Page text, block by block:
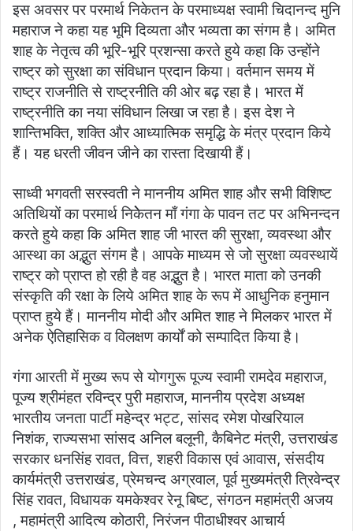
इस अवसर पर परमार्थ निकेतन के परमाध्यक्ष स्वामी चिदानन्द मुनि
महाराज ने कहा यह भूमि दिव्यता और भव्यता का संगम है। अमित
शाह के नेतृत्व की भूरि-भूरि प्रशन्सा करते हुये कहा कि उन्होंने
राष्ट्र को सुरक्षा का संविधान प्रदान किया। वर्तमान समय में
राष्ट्र राजनीति से राष्ट्रनीति की ओर बढ़ रहा है। भारत में
राष्ट्रनीति का नया संविधान लिखा ज रहा है। इस देश ने
शान्तिभक्ति, शक्ति और आध्यात्मिक समृद्धि के मंत्र प्रदान किये
हैं। यह धरती जीवन जीने का रास्ता दिखायी हैं।
साध्वी भगवती सरस्वती ने माननीय अमित शाह और सभी विशिष्ट
अतिथियों का परमार्थ निकेेेतन माँ गंगा के पावन तट पर अभिनन्दन
करते हुये कहा कि अमित शाह जी भारत की सुरक्षा, व्यवस्था और
आस्था का अद्भुत संगम है। आपके माध्यम से जो सुरक्षा व्यवस्थायें
राष्ट्र को प्राप्त हो रही है वह अद्भुत है। भारत माता को उनकी
संस्कृति की रक्षा के लिये अमित शाह के रूप में आधुनिक हनुमान
प्राप्त हुये हैं। माननीय मोदी और अमित शाह ने मिलकर भारत में
अनेक ऐतिहासिक व विलक्षण कार्यों को सम्पादित किया है।
गंगा आरती में मुख्य रूप से योगगुरू पूज्य स्वामी रामदेव महाराज,
पूज्य श्रीमंहत रविन्द्र पुरी महाराज, माननीय प्रदेश अध्यक्ष
भारतीय जनता पार्टी महेन्द्र भट्ट, सांसद रमेश पोखरियाल
निशंक, राज्यसभा सांसद अनिल बलूनी, कैबिनेट मंत्री, उत्तराखंड
सरकार धनसिंह रावत, वित्त, शहरी विकास एवं आवास, संसदीय
कार्यमंत्री उत्तराखंड, प्रेमचन्द अग्रवाल, पूर्व मुख्यमंत्री त्रिवेन्द्र
सिंह रावत, विधायक यमकेश्वर रेनू बिष्ट, संगठन महामंत्री अजय
, महामंत्री आदित्य कोठारी, निरंजन पीठाधीश्वर आचार्य